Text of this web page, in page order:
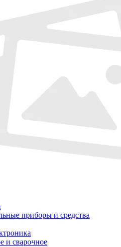
приборы и средства
и сварочное